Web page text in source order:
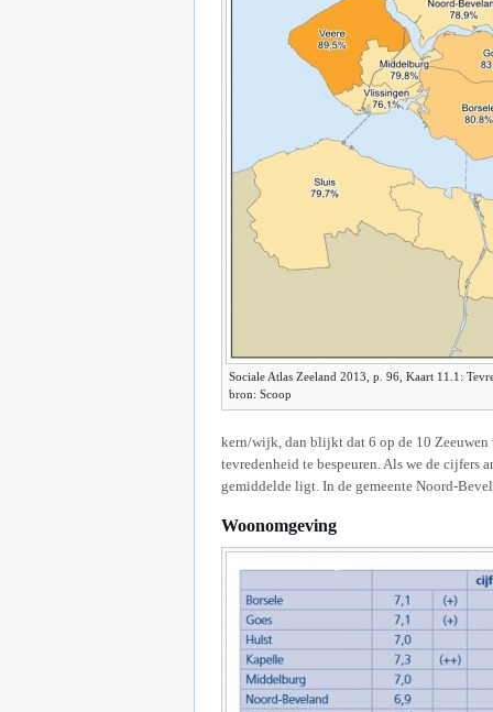
Sociale Atlas Zeeland 2013, p. 96, Kaart 11.1:
bron: Scoop
kern/wijk, dan blijkt dat 6 op de 10
tevredenheid te bespeuren. Als we de cijfers
gemiddelde ligt. In de gemeente Noord-
Woonomgeving